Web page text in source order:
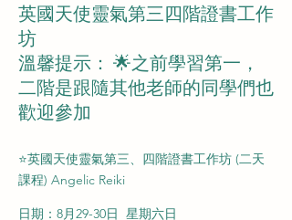
英國天使靈氣第三四階證書工作
坊
溫馨提示： 🌟之前學習第一，
二階是跟隨其他老師的同學們也
歡迎參加
⭐英國天使靈氣第三、四階證書工作坊 (二天
課程) Angelic Reiki
日期： 8月29-30日 星期六日